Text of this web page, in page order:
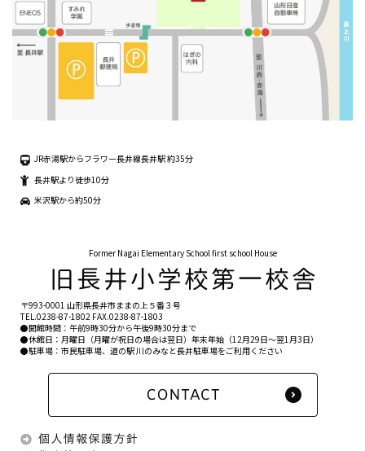
JR赤湯駅からフラワー長井線長井駅 約35分
長井駅より徒歩10分
米沢駅から約50分
Former Nagai Elementary School first school House
〒993-0001 山形県長井市ままの上５番３号
TEL.0238-87-1802 FAX.0238-87-1803
●開館時間：午前9時30分から午後9時30分まで
●休館日：月曜日（月曜が祝日の場合は翌日）年末年始（12月29日〜翌1月3日）
●駐車場：市民駐車場、道の駅 川のみなと長井駐車場をご利用ください